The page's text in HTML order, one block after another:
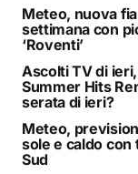
Meteo, nuova
settimana con
‘Roventi’
Ascolti TV di
Summer Hits
serata di ieri?
Meteo,
sole e caldo con
Sud